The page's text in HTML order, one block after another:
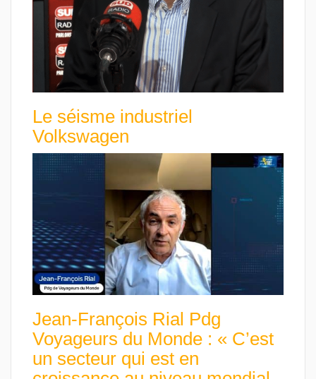
Le séisme industriel
Volkswagen
Jean-François Rial Pdg
Voyageurs du Monde : « C’est
un secteur qui est en